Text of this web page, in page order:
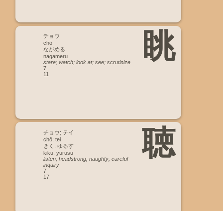
眺
チョウ
chō
ながめる
nagameru
stare; watch; look at; see; scrutinize
7
11
聴
チョウ; テイ
chō; tei
きく; ゆるす
kiku; yurusu
listen; headstrong; naughty; careful
inquiry
7
17